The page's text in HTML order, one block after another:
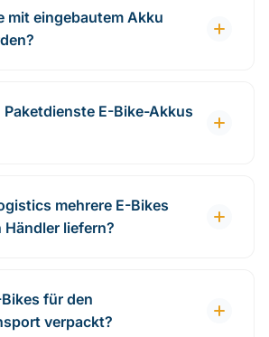
mit eingebautem Akku
Paketdienste E-Bike-Akkus
mehrere E-Bikes
liefern?
für den
verpackt?